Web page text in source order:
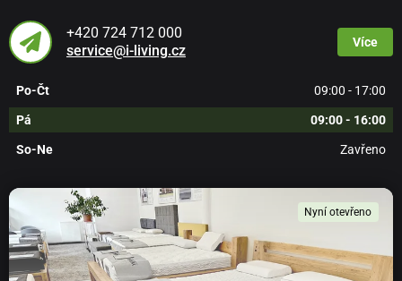
Rozměry
Doba hoření 20 až 30 hodin
Miniaturní provedení oblíbených MAXI a MIDI svíček.
O svíčkách PRICE´S
+420 724 712 000
service@i-living.cz
Více
Po-Čt 09:00 - 17:00
Pá 09:00 - 16:00
So-Ne Zavřeno
Nyní otevřeno